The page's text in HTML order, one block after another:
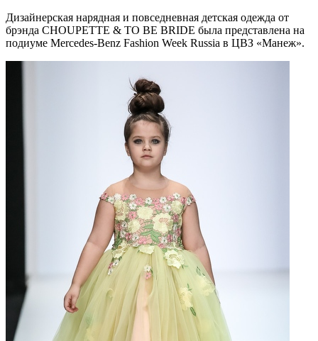
Дизайнерская нарядная и повседневная детская одежда от
брэнда CHOUPETTE & TO BE BRIDE была представлена на
подиуме Mercedes-Benz Fashion Week Russia в ЦВЗ «Манеж».